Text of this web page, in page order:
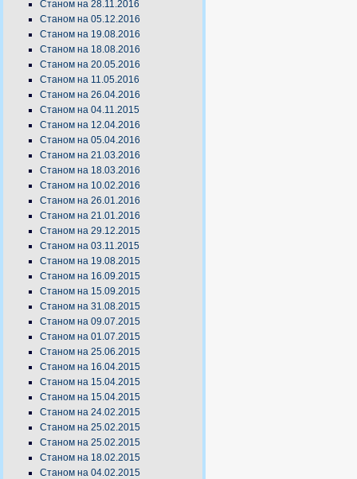
Станом на 28.11.2016
Станом на 05.12.2016
Станом на 19.08.2016
Станом на 18.08.2016
Станом на 20.05.2016
Станом на 11.05.2016
Станом на 26.04.2016
Станом на 04.11.2015
Станом на 12.04.2016
Станом на 05.04.2016
Станом на 21.03.2016
Станом на 18.03.2016
Станом на 10.02.2016
Станом на 26.01.2016
Станом на 21.01.2016
Станом на 29.12.2015
Станом на 03.11.2015
Станом на 19.08.2015
Станом на 16.09.2015
Станом на 15.09.2015
Станом на 31.08.2015
Станом на 09.07.2015
Станом на 01.07.2015
Станом на 25.06.2015
Станом на 16.04.2015
Станом на 15.04.2015
Станом на 15.04.2015
Станом на 24.02.2015
Станом на 25.02.2015
Станом на 25.02.2015
Станом на 18.02.2015
Станом на 04.02.2015